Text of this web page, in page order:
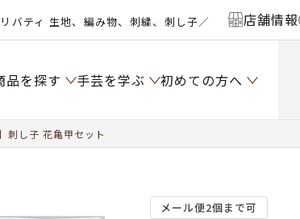
バティ 生地、編み物、刺繍、刺し子／ 店舗情報
品を探す 手芸を学ぶ 初めての方へ
刺し子 花亀甲セット
メール便2個まで可